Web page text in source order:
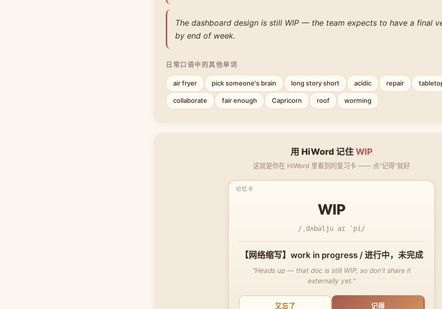
The dashboard design is still WIP — the team expects to have a final
by end of week.
日常口语中的其他单词
air fryer pick someone's brain long story short acidic repair
collaborate fair enough Capricorn roof worming
用 HiWord 记住WIP
这就是你在 HiWord 里看到的复习卡 —— 点"记得"就好
WIP
/ˌdʌbəlju aɪ ˈpi/
【网络缩写】work in progress / 进行中，未完成
"Heads up — that doc is still WIP, so don't share it
externally yet."
又忘了 记得